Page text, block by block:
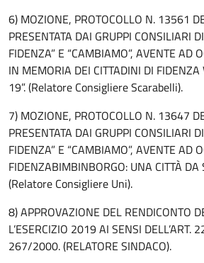
6) MOZIONE, PROTOCOLLO N. 13561
PRESENTATA DAI GRUPPI CONSILIARI
FIDENZA” E “CAMBIAMO”, AVENTE AD
IN MEMORIA DEI CITTADINI DI
19”. (Relatore Consigliere Scarabelli).
7) MOZIONE, PROTOCOLLO N. 13647
PRESENTATA DAI GRUPPI CONSILIARI
FIDENZA” E “CAMBIAMO”, AVENTE AD
FIDENZABIMBINBORGO: UNA CITTÀ DA
(Relatore Consigliere Uni).
8) APPROVAZIONE DEL RENDICONTO
L’ESERCIZIO 2019 AI SENSI DELL’ART.
267/2000. (RELATORE SINDACO).